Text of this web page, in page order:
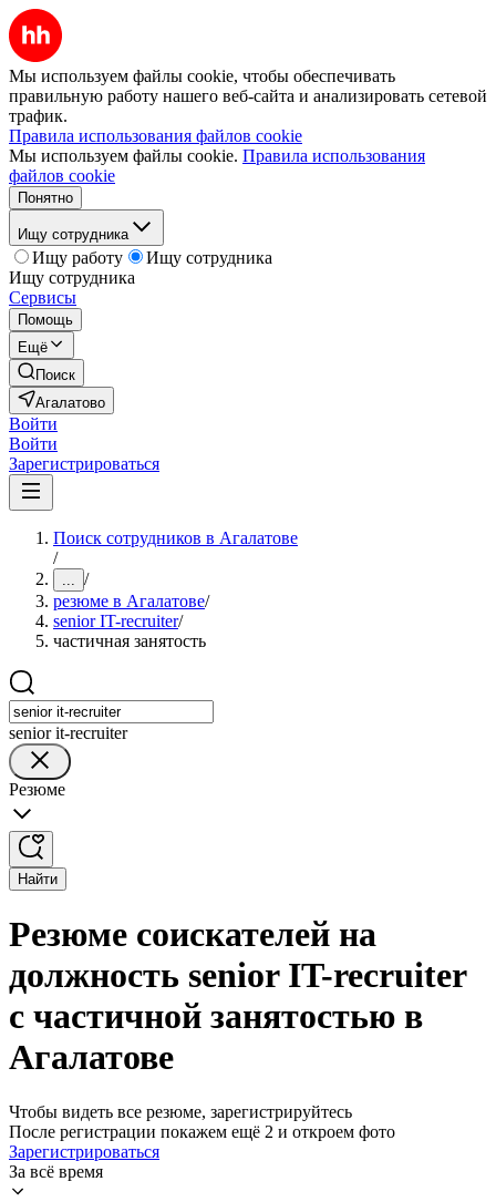
Мы используем файлы cookie, чтобы обеспечивать
правильную работу нашего веб-сайта и анализировать сетевой
трафик.
Правила использования файлов cookie
Мы используем файлы cookie. Правила использования
файлов cookie
Понятно
Ищу сотрудника
Ищу работу
Ищу сотрудника
Ищу сотрудника
Сервисы
Помощь
Ещё
Поиск
Агалатово
Войти
Войти
Зарегистрироваться
Поиск сотрудников в Агалатове
/
... /
резюме в Агалатове/
senior IT-recruiter/
частичная занятость
senior it-recruiter
Резюме
Найти
Резюме соискателей на
должность senior IT-recruiter
с частичной занятостью в
Агалатове
Чтобы видеть все резюме, зарегистрируйтесь
После регистрации покажем ещё 2 и откроем фото
Зарегистрироваться
За всё время